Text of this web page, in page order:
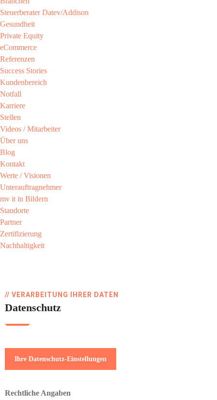
Steuerberater​ Datev/Addison​
Gesundheit​
Private Equity​
eCommerce​
Referenzen​
Success Stories​
Kundenbereich​
Notfall
Karriere​
Stellen
Videos / Mitarbeiter​
Über uns
Blog
Kontakt
Werte / Visionen ​
Unterauftragnehmer
mv it in Bildern​
Standorte
Partner​
Zertifizierung​
Nachhaltigkeit​
// VERARBEITUNG IHRER DATEN
Datenschutz
Ihre Datenschutz-Einstellungen
Rechtliche Angaben